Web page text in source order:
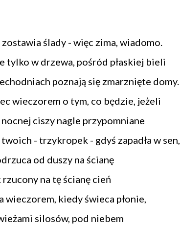
zostawia ślady - więc zima, wiadomo.
tylko w drzewa, pośród płaskiej bieli
poznają się zmarznięte domy.
wieczorem o tym, co będzie, jeżeli
ciszy nagle przypomniane
twoich - trzykropek - gdyś zapadła w sen,
od duszy na ścianę
rzucony na tę ścianę cień
wieczorem, kiedy świeca płonie,
silosów, pod niebem